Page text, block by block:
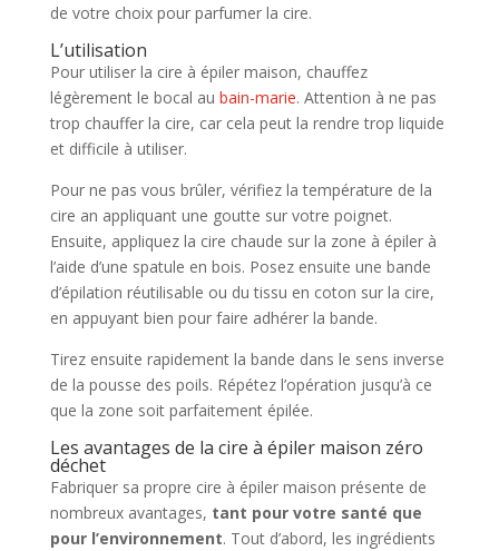
de votre choix pour parfumer la cire.
L’utilisation
Pour utiliser la cire à épiler maison, chauffez
légèrement le bocal au bain-marie. Attention à ne pas
trop chauffer la cire, car cela peut la rendre trop liquide
et difficile à utiliser.
Pour ne pas vous brûler, vérifiez la température de la
cire an appliquant une goutte sur votre poignet.
Ensuite, appliquez la cire chaude sur la zone à épiler à
l’aide d’une spatule en bois. Posez ensuite une bande
d’épilation réutilisable ou du tissu en coton sur la cire,
en appuyant bien pour faire adhérer la bande.
Tirez ensuite rapidement la bande dans le sens inverse
de la pousse des poils. Répétez l’opération jusqu’à ce
que la zone soit parfaitement épilée.
Les avantages de la cire à épiler maison zéro
déchet
Fabriquer sa propre cire à épiler maison présente de
nombreux avantages, tant pour votre santé que
pour l’environnement. Tout d’abord, les ingrédients